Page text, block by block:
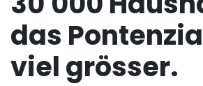
das
viel grösser.